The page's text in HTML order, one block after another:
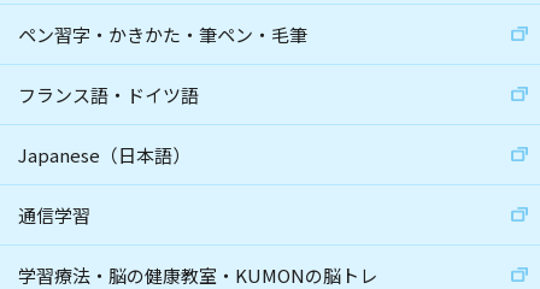
ペン習字・かきかた・筆ペン・毛筆
フランス語・ドイツ語
Japanese（日本語）
通信学習
学習療法・脳の健康教室・KUMONの脳トレ